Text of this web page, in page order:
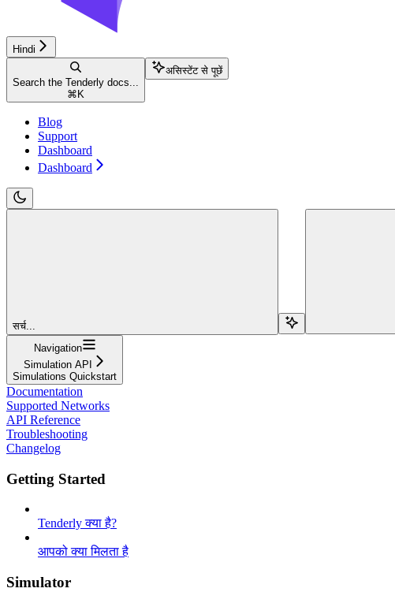
Hindi
Search the Tenderly docs...
⌘ K
असिस्टेंट से पूछें
Blog
Support
Dashboard
Dashboard
सर्च...
Navigation
Simulation API
Simulations Quickstart
Documentation
Supported Networks
API Reference
Troubleshooting
Changelog
Getting Started
Tenderly क्या है?
आपको क्या मिलता है
Simulator